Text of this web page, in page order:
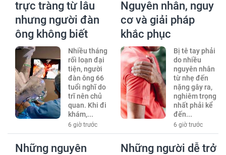
trực tràng từ lâu
nhưng người đàn
ông không biết
Nhiều tháng
rối loạn đại
tiện, người
đàn ông 66
tuổi nghĩ do
trĩ nên chủ
quan. Khi đi
khám,...
6 giờ trước
Nguyên nhân, nguy
cơ và giải pháp
khắc phục
Bị tê tay phải
do nhiều
nguyên nhân
từ nhẹ đến
nặng gây ra,
nghiêm trọng
nhất phải kể
đến...
6 giờ trước
Những nguyên
Những người dễ trở